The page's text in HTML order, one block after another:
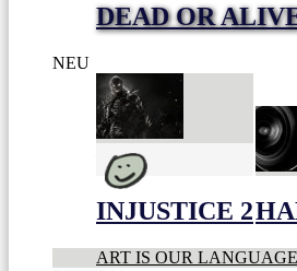
DEAD OR
NEU
INJUSTICE 2
ART IS OUR LANGUAGE